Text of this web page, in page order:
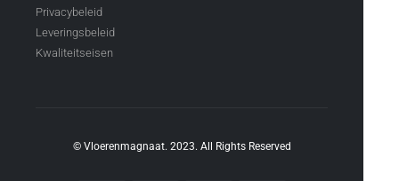
Privacybeleid
Leveringsbeleid
Kwaliteitseisen
© Vloerenmagnaat. 2023. All Rights Reserved